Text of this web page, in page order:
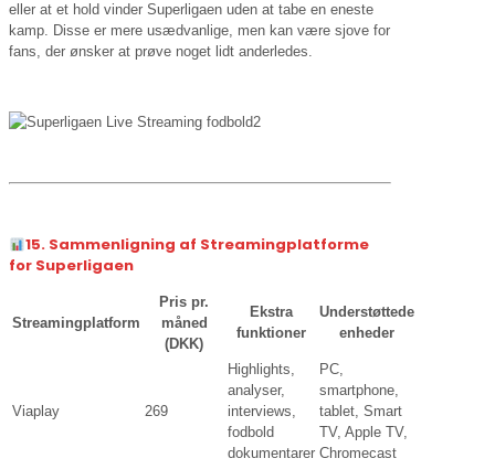
eller at et hold vinder Superligaen uden at tabe en eneste
kamp. Disse er mere usædvanlige, men kan være sjove for
fans, der ønsker at prøve noget lidt anderledes.
15. Sammenligning af Streamingplatforme
for Superligaen
Streamingplatform
Pris pr.
måned
(DKK)
Ekstra
funktioner
Understøttede
enheder
Viaplay 269
Highlights,
analyser,
interviews,
fodbold
dokumentarer
PC,
smartphone,
tablet, Smart
TV, Apple TV,
Chromecast